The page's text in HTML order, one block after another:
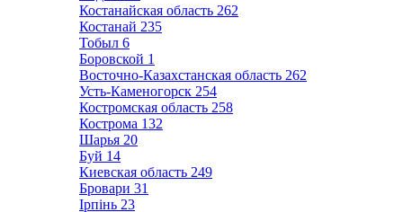
Костанайская область 262
Костанай 235
Тобыл 6
Боровской 1
Восточно-Казахстанская область 262
Усть-Каменогорск 254
Костромская область 258
Кострома 132
Шарья 20
Буй 14
Киевская область 249
Бровари 31
Ірпінь 23